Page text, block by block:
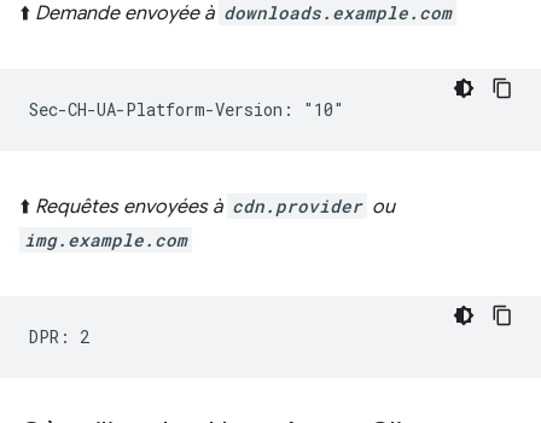
⬆️ Demande envoyée à downloads.example.com
⬆️ Requêtes envoyées à cdn.provider ou
img.example.com